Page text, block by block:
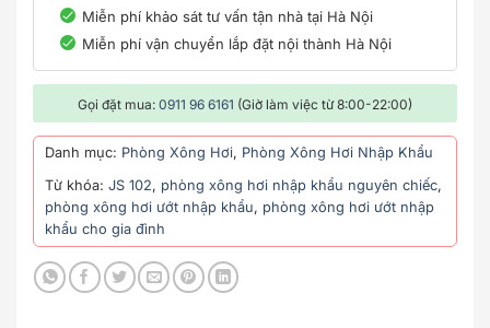
Miễn phí khảo sát tư vấn tận nhà tại Hà Nội
Miễn phí vận chuyển lắp đặt nội thành Hà Nội
Gọi đặt mua: 0911 96 6161 (Giờ làm việc từ 8:00-22:00)
Danh mục: Phòng Xông Hơi, Phòng Xông Hơi Nhập Khẩu
Từ khóa: JS 102, phòng xông hơi nhập khẩu nguyên chiếc,
phòng xông hơi ướt nhập khẩu, phòng xông hơi ướt nhập
khẩu cho gia đình